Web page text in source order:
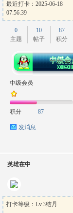
最近打卡：2025-06-18
07:56:39
0
主题
10
帖子
87
积分
中级会员
积分 87
发消息
英雄在中
打卡等级：Lv.3结丹